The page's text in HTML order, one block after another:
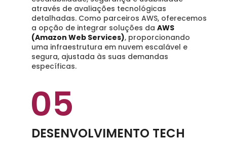
através de avaliações tecnológicas
detalhadas. Como parceiros AWS, oferecemos
a opção de integrar soluções da AWS
(Amazon Web Services), proporcionando
uma infraestrutura em nuvem escalável e
segura, ajustada às suas demandas
específicas.
05
DESENVOLVIMENTO TECH